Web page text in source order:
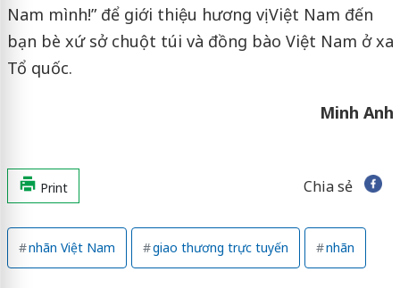
Nam mình!” để giới thiệu hương vị Việt Nam đến
bạn bè xứ sở chuột túi và đồng bào Việt Nam ở xa
Tổ quốc.
Minh Anh
Print Chia sẻ
nhãn Việt Nam giao thương trực tuyến nhãn